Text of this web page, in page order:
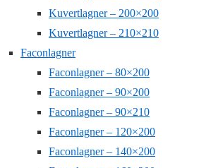
Kuvertlagner – 200×200
Kuvertlagner – 210×210
Faconlagner
Faconlagner – 80×200
Faconlagner – 90×200
Faconlagner – 90×210
Faconlagner – 120×200
Faconlagner – 140×200